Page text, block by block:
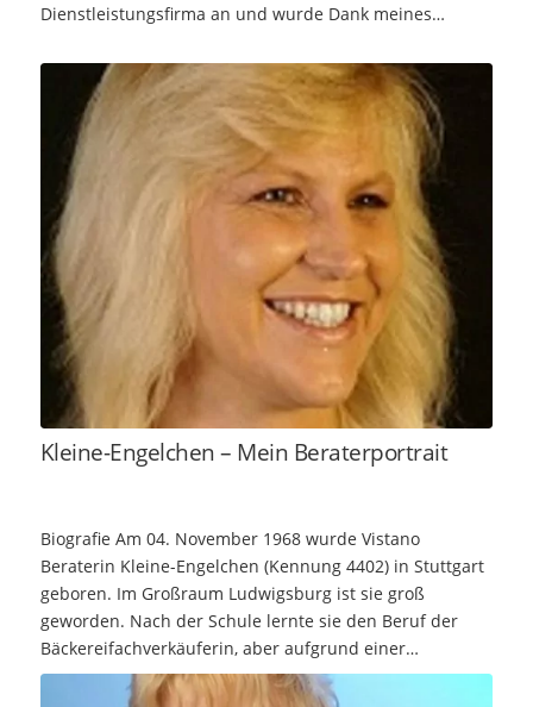
Dienstleistungsfirma an und wurde Dank meines…
Kleine-Engelchen – Mein Beraterportrait
Biografie Am 04. November 1968 wurde Vistano
Beraterin Kleine-Engelchen (Kennung 4402) in Stuttgart
geboren. Im Großraum Ludwigsburg ist sie groß
geworden. Nach der Schule lernte sie den Beruf der
Bäckereifachverkäuferin, aber aufgrund einer…